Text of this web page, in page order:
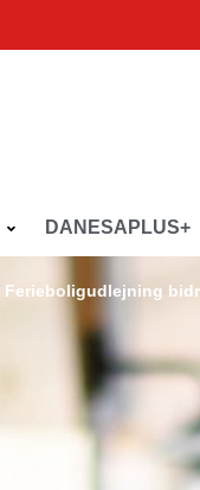
DANESAPLUS+
Ferieboligudlejning